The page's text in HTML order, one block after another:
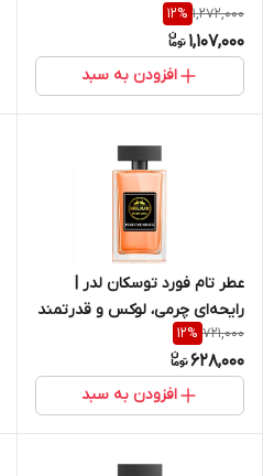
1,272,000
12%
1,107,000
افزودن به سبد
عطر تام فورد توسکان لدر |
رایحه‌ای چرمی، لوکس و قدرتمند
721,000
12%
628,000
افزودن به سبد